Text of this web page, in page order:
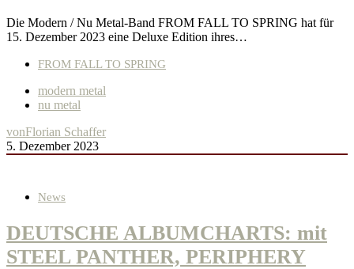
Die Modern / Nu Metal-Band FROM FALL TO SPRING hat für
15. Dezember 2023 eine Deluxe Edition ihres…
FROM FALL TO SPRING
modern metal
nu metal
vonFlorian Schaffer
5. Dezember 2023
News
DEUTSCHE ALBUMCHARTS: mit
STEEL PANTHER, PERIPHERY